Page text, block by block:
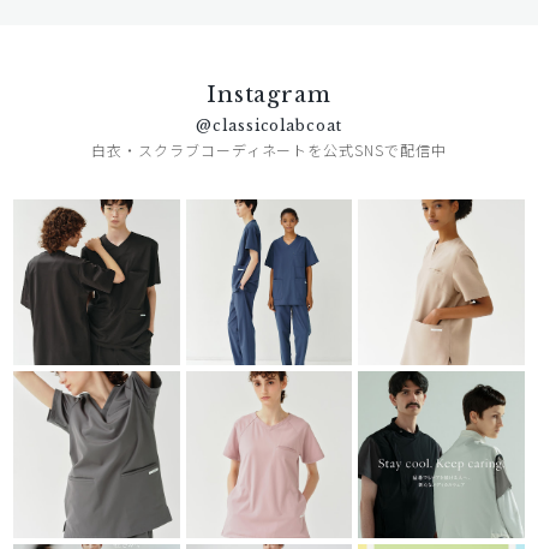
Instagram
@classicolabcoat
白衣・スクラブコーディネートを公式SNSで配信中